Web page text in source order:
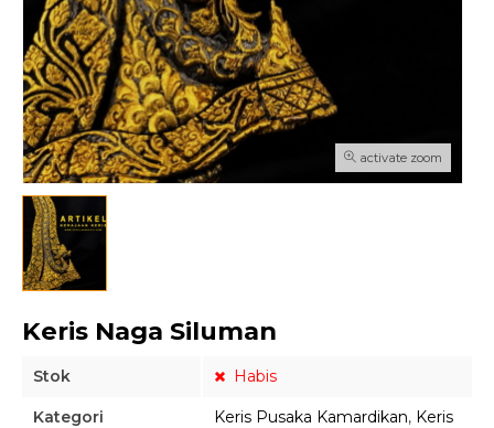
activate zoom
Keris Naga Siluman
Stok Habis
Kategori Keris Pusaka Kamardikan, Keris